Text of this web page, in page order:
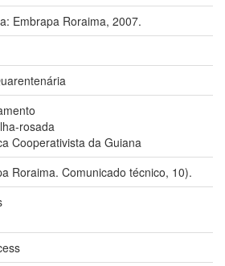
Embrapa Roraima, 2007.
rosada
Cooperativista da Guiana
Roraima. Comunicado técnico, 10).